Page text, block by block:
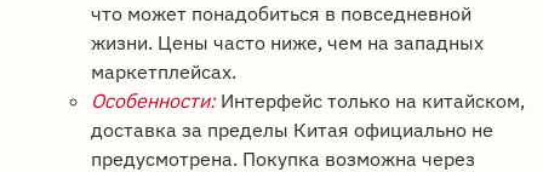
что может понадобиться в повседневной
жизни. Цены часто ниже, чем на западных
маркетплейсах.
Особенности:Интерфейс только на китайском,
доставка за пределы Китая официально не
предусмотрена. Покупка возможна через